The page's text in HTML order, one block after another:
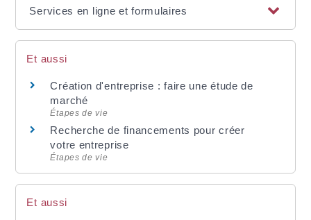
Services en ligne et formulaires
Et aussi
Création d'entreprise : faire une étude de
marché
Étapes de vie
Recherche de financements pour créer
votre entreprise
Étapes de vie
Et aussi